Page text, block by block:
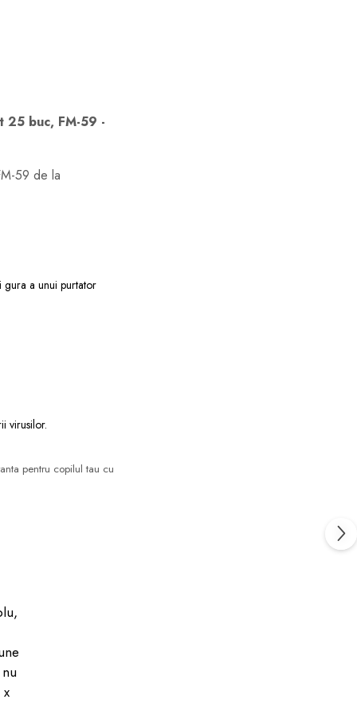
25 buc, FM-59 -
59 de la
gura a unui purtator
virusilor.
pentru copilul tau cu